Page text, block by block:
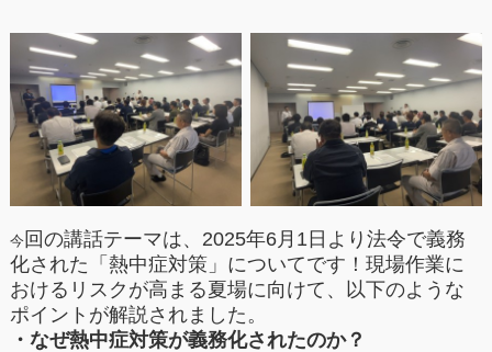
今回の講話テーマは、2025年6月1日より法令で義務
化された「熱中症対策」についてです！現場作業に
おけるリスクが高まる夏場に向けて、以下のような
ポイントが解説されました。
・なぜ熱中症対策が義務化されたのか？